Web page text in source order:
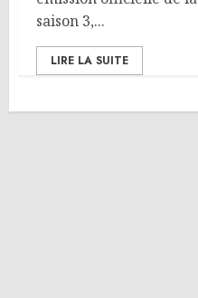
saison 3,...
LIRE LA SUITE